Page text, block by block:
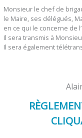
Monsieur le chef de
le Maire, ses délégués,
en ce qui le concerne de
Il sera transmis à
Il sera également
Fait